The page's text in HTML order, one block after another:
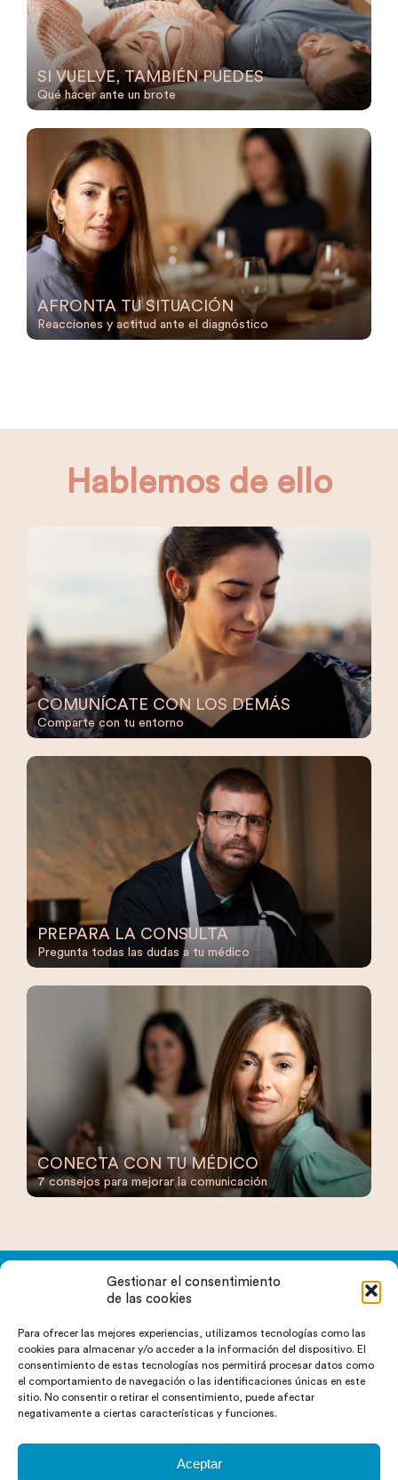
Gestionar el consentimiento
de las cookies
Para ofrecer las mejores experiencias, utilizamos tecnologías como las
cookies para almacenar y/o acceder a la información del dispositivo. El
consentimiento de estas tecnologías nos permitirá procesar datos como
el comportamiento de navegación o las identificaciones únicas en este
sitio. No consentir o retirar el consentimiento, puede afectar
negativamente a ciertas características y funciones.
Aceptar
SI VUELVE, TAMBIÉN PUEDES
Qué hacer ante un brote
AFRONTA TU SITUACIÓN
Reacciones y actitud ante el diagnóstico
Hablemos de ello
COMUNÍCATE CON LOS DEMÁS
Comparte con tu entorno
PREPARA LA CONSULTA
Pregunta todas las dudas a tu médico
CONECTA CON TU MÉDICO
7 consejos para mejorar la comunicación
¿Tienes más dudas?
ENVÍANOS TU PREGUNTA